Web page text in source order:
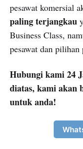
pesawat komersial
paling terjangkau
Business Class,
pesawat dan pilihan
Hubungi kami 24
diatas, kami akan
untuk anda!